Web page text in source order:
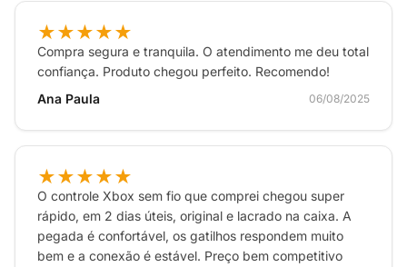
★★★★★
Compra segura e tranquila. O atendimento me deu total
confiança. Produto chegou perfeito. Recomendo!
Ana Paula
06/08/2025
★★★★★
O controle Xbox sem fio que comprei chegou super
rápido, em 2 dias úteis, original e lacrado na caixa. A
pegada é confortável, os gatilhos respondem muito
bem e a conexão é estável. Preço bem competitivo